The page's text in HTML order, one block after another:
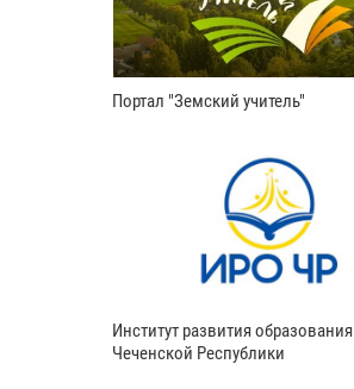
Портал "Земский учитель"
Институт развития образования
Чеченской Республики